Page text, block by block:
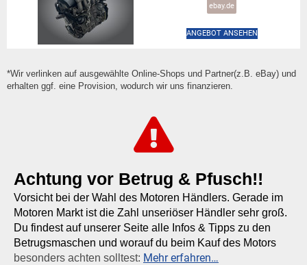
ebay.de
ANGEBOT ANSEHEN
*Wir verlinken auf ausgewählte Online-Shops und Partner(z.B. eBay) und
erhalten ggf. eine Provision, wodurch wir uns finanzieren.
Achtung vor Betrug & Pfusch!!
Vorsicht bei der Wahl des Motoren Händlers. Gerade im
Motoren Markt ist die Zahl unseriöser Händler sehr groß.
Du findest auf unserer Seite alle Infos & Tipps zu den
Betrugsmaschen und worauf du beim Kauf des Motors
besonders achten solltest: Mehr erfahren…